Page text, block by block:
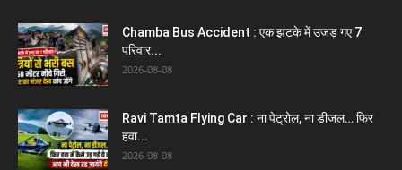
Chamba Bus Accident : एक झटके में उजड़ गए 7
परिवार...
2026-08-08
Ravi Tamta Flying Car : ना पेट्रोल, ना डीजल… फिर
हवा...
2026-08-08